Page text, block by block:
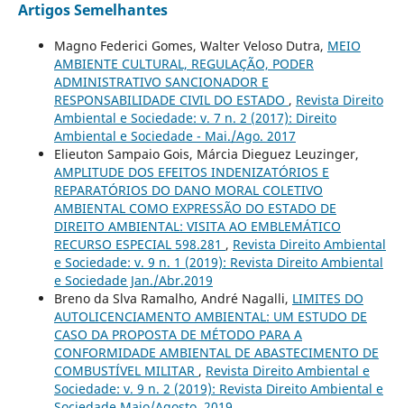
Artigos Semelhantes
Magno Federici Gomes, Walter Veloso Dutra, MEIO
AMBIENTE CULTURAL, REGULAÇÃO, PODER
ADMINISTRATIVO SANCIONADOR E
RESPONSABILIDADE CIVIL DO ESTADO , Revista Direito
Ambiental e Sociedade: v. 7 n. 2 (2017): Direito
Ambiental e Sociedade - Mai./Ago. 2017
Elieuton Sampaio Gois, Márcia Dieguez Leuzinger,
AMPLITUDE DOS EFEITOS INDENIZATÓRIOS E
REPARATÓRIOS DO DANO MORAL COLETIVO
AMBIENTAL COMO EXPRESSÃO DO ESTADO DE
DIREITO AMBIENTAL: VISITA AO EMBLEMÁTICO
RECURSO ESPECIAL 598.281 , Revista Direito Ambiental
e Sociedade: v. 9 n. 1 (2019): Revista Direito Ambiental
e Sociedade Jan./Abr.2019
Breno da Slva Ramalho, André Nagalli, LIMITES DO
AUTOLICENCIAMENTO AMBIENTAL: UM ESTUDO DE
CASO DA PROPOSTA DE MÉTODO PARA A
CONFORMIDADE AMBIENTAL DE ABASTECIMENTO DE
COMBUSTÍVEL MILITAR , Revista Direito Ambiental e
Sociedade: v. 9 n. 2 (2019): Revista Direito Ambiental e